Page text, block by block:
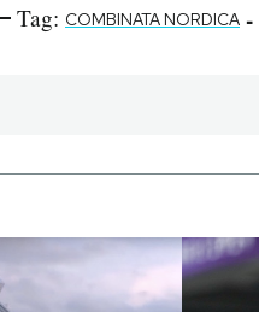
Tag: COMBINATA NORDICA -